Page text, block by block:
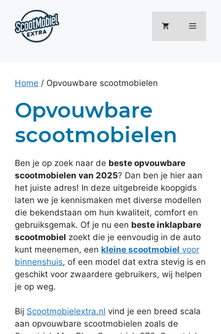
inhoud
Menu
Home / Opvouwbare scootmobielen
Opvouwbare
scootmobielen
Ben je op zoek naar de beste opvouwbare
scootmobielen van 2025? Dan ben je hier aan
het juiste adres! In deze uitgebreide koopgids
laten we je kennismaken met diverse modellen
die bekendstaan om hun kwaliteit, comfort en
gebruiksgemak. Of je nu een beste inklapbare
scootmobiel zoekt die je eenvoudig in de auto
kunt meenemen, een kleine scootmobiel voor
binnenshuis, of een model dat extra stevig is en
geschikt voor zwaardere gebruikers, wij helpen
je op weg.
Bij Scootmobielextra.nl vind je een breed scala
aan opvouwbare scootmobielen zoals de